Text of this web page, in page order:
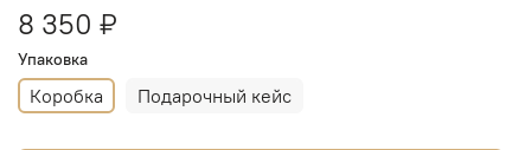
8 350 ₽
Упаковка
Коробка Подарочный кейс